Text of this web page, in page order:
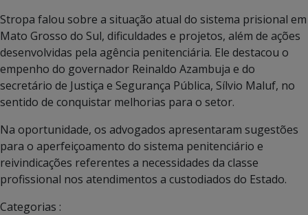
Stropa falou sobre a situação atual do sistema prisional em
Mato Grosso do Sul, dificuldades e projetos, além de ações
desenvolvidas pela agência penitenciária. Ele destacou o
empenho do governador Reinaldo Azambuja e do
secretário de Justiça e Segurança Pública, Sílvio Maluf, no
sentido de conquistar melhorias para o setor.
Na oportunidade, os advogados apresentaram sugestões
para o aperfeiçoamento do sistema penitenciário e
reivindicações referentes a necessidades da classe
profissional nos atendimentos a custodiados do Estado.
Categorias :